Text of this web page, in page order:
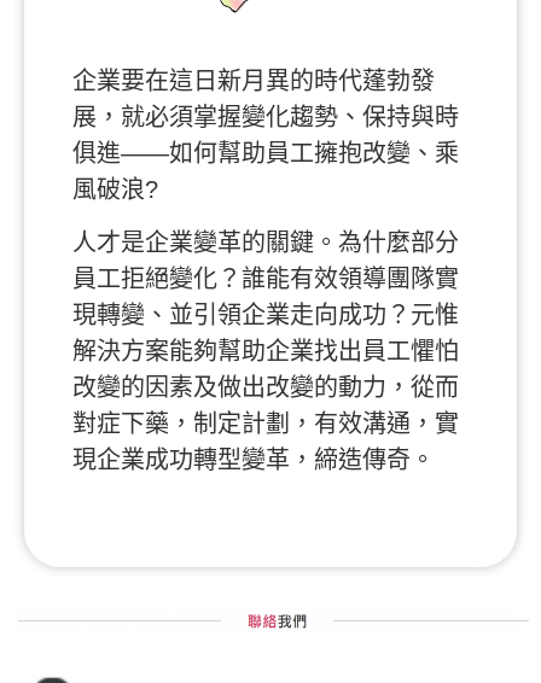
企業要在這日新月異的時代蓬勃發
展，就必須掌握變化趨勢、保持與時
俱進——如何幫助員工擁抱改變、乘
風破浪?
人才是企業變革的關鍵。為什麼部分
員工拒絕變化？誰能有效領導團隊實
現轉變、並引領企業走向成功？元惟
解決方案能夠幫助企業找出員工懼怕
改變的因素及做出改變的動力，從而
對症下藥，制定計劃，有效溝通，實
現企業成功轉型變革，締造傳奇。